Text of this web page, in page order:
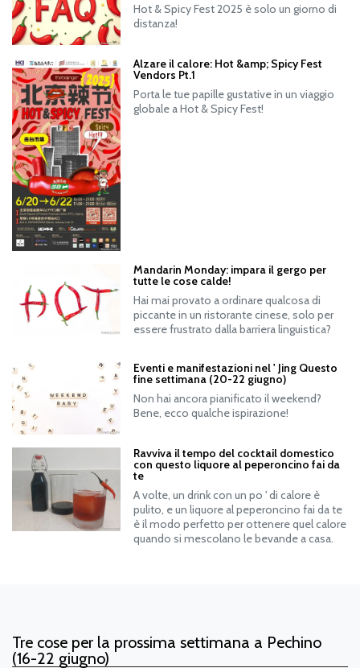
Hot & Spicy Fest 2025 è solo un giorno di
distanza!
Alzare il calore: Hot &amp; Spicy Fest
Vendors Pt.1
Porta le tue papille gustative in un viaggio
globale a Hot & Spicy Fest!
Mandarin Monday: impara il gergo per
tutte le cose calde!
Hai mai provato a ordinare qualcosa di
piccante in un ristorante cinese, solo per
essere frustrato dalla barriera linguistica?
Eventi e manifestazioni nel ' Jing Questo
fine settimana (20-22 giugno)
Non hai ancora pianificato il weekend?
Bene, ecco qualche ispirazione!
Ravviva il tempo del cocktail domestico
con questo liquore al peperoncino fai da
te
A volte, un drink con un po ' di calore è
pulito, e un liquore al peperoncino fai da te
è il modo perfetto per ottenere quel calore
quando si mescolano le bevande a casa.
Tre cose per la prossima settimana a Pechino
(16-22 giugno)